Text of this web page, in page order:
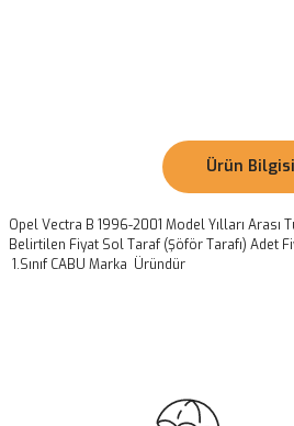
Ürün Bilgisi
Opel Vectra B 1996-2001 Model Yılları
Belirtilen Fiyat Sol Taraf (Şöför Tarafı) Adet
1.Sınıf CABU Marka Üründür
Ürün açıklamasında eksik bilgiler